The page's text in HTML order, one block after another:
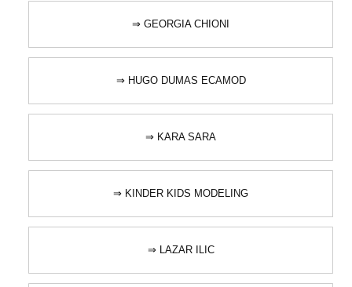
⇒ GEORGIA CHIONI
⇒ HUGO DUMAS ECAMOD
⇒ KARA SARA
⇒ KINDER KIDS MODELING
⇒ LAZAR ILIC